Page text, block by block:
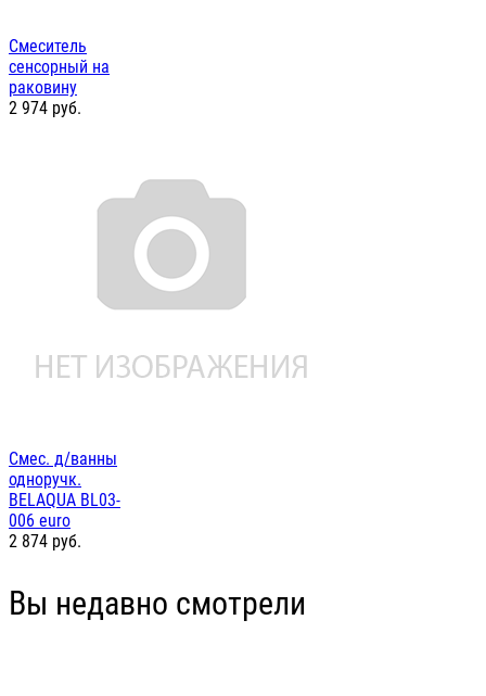
Смеситель
сенсорный на
раковину
2 974 руб.
Смес. д/ванны
одноручк.
BELAQUA BL03-
006 euro
2 874 руб.
Вы недавно смотрели